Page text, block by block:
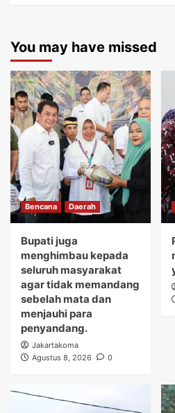
You may have missed
Bencana Daerah
Bupati juga
menghimbau kepada
seluruh masyarakat
agar tidak memandang
sebelah mata dan
menjauhi para
penyandang.
Jakartakoma
Agustus 8, 2026
0